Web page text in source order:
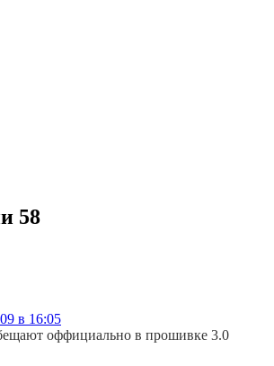
58
в 16:05
оффициально в прошивке 3.0